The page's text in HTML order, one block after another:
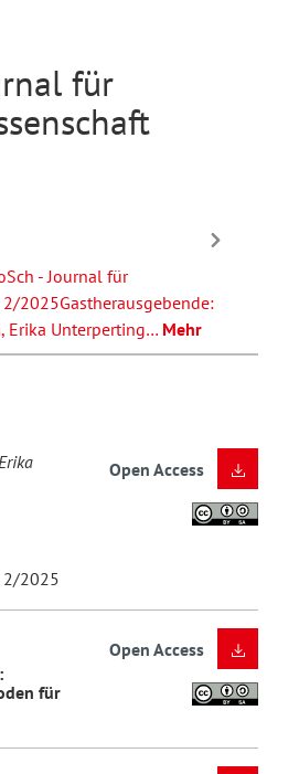
für
- Journal für
2025Gastherausgebende:
Erika Unterperting… Mehr
2/2025
Open Access
für
Open Access